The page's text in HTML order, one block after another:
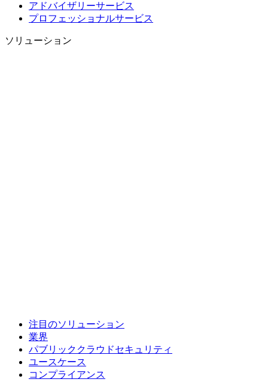
アドバイザリーサービス
プロフェッショナルサービス
ソリューション
注目のソリューション
業界
パブリッククラウドセキュリティ
ユースケース
コンプライアンス